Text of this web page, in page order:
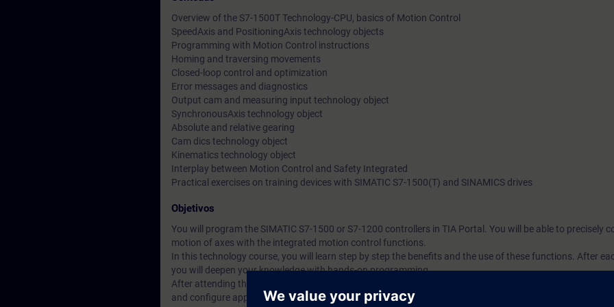
Overview of the S7-1500T Technology-CPU, basics of Motion Control
SpeedAxis and PositioningAxis technology objects
Programming with Motion Control instructions
Homing and traversing movements
Closed-loop control and optimization
Error messages and diagnostics
Output cam and measuring input technology object
SynchronousAxis technology object
Absolute and relative gearing
Cam dics technology object
Kinematics technology object
Interplay between Motion Control and Safety Integrated
Practical exercises on training devices with SIMATIC S7-1500(T) and SINAMICS drives
Objetivos
You will program the SIMATIC S7-1500 or S7-1200 controllers in TIA Portal. You will be able to precisely
motion of axes with the integrated motion control functions.
In this technology course, you will learn step by step the benefits and the use of these functions. After
you will deepen your knowledge with hands-on programming.
After attending the course you will understand the interaction of the technological functions. You will be
and configure appropriate technology objects, such as speed axis, positioning axis and synchronous